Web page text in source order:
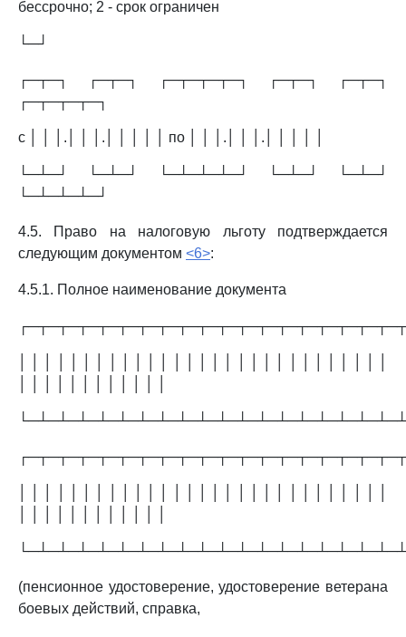
бессрочно; 2 - срок ограничен
└─┘
┌─┬─┐ ┌─┬─┐ ┌─┬─┬─┬─┐ ┌─┬─┐ ┌─┬─┐
┌─┬─┬─┬─┐
с │ │ │.│ │ │.│ │ │ │ │ по │ │ │.│ │ │.│ │ │ │ │
└─┴─┘ └─┴─┘ └─┴─┴─┴─┘ └─┴─┘ └─┴─┘
└─┴─┴─┴─┘
4.5. Право на налоговую льготу подтверждается
следующим документом <6>:
4.5.1. Полное наименование документа
(пенсионное удостоверение, удостоверение ветерана
боевых действий, справка,